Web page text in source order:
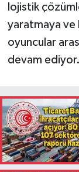
lojistik
yaratmaya ve
oyuncular
devam ediyor.